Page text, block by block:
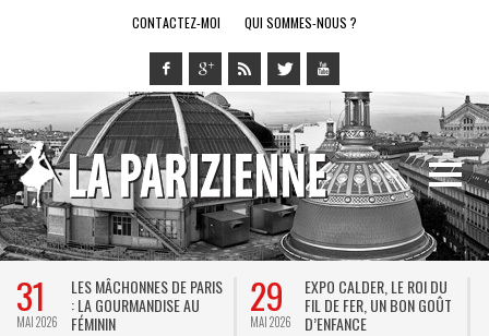
CONTACTEZ-MOI QUI SOMMES-NOUS ?
31
MAI 2026
LES MÂCHONNES DE PARIS
: LA GOURMANDISE AU
FÉMININ
29
MAI 2026
EXPO CALDER, LE ROI DU
FIL DE FER, UN BON GOÛT
D’ENFANCE